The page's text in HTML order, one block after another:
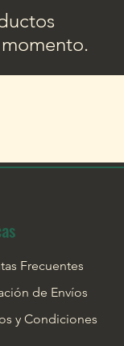
Frecuentes
de Envíos
y Condiciones